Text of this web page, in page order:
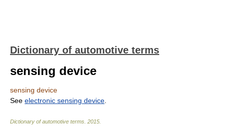
Dictionary of automotive terms
sensing device
sensing device
See electronic sensing device
Dictionary of automotive terms 2015